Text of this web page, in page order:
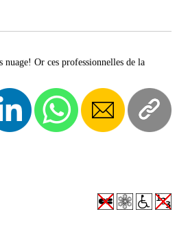
Or ces professionnelles de la